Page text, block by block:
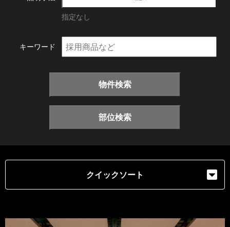
指定なし
キーワード
物件検索
部位検索
クイックソート